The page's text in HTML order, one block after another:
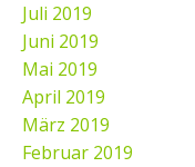
Juli 2019
Juni 2019
Mai 2019
April 2019
März 2019
Februar 2019